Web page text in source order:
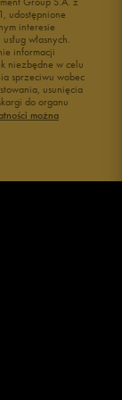
udostępnione
interesie
własnych.
informacji
niezbędne w celu
sprzeciwu wobec
usunięcia
do organu
można